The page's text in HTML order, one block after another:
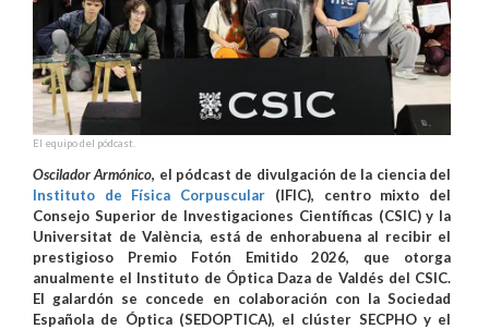
El equipo del pódcast.
Oscilador Armónico, el pódcast de divulgación de la ciencia del
Instituto de Física Corpuscular (IFIC), centro mixto del
Consejo Superior de Investigaciones Científicas (CSIC) y la
Universitat de València, está de enhorabuena al recibir el
prestigioso Premio Fotón Emitido 2026, que otorga
anualmente el Instituto de Óptica Daza de Valdés del CSIC.
El galardón se concede en colaboración con la Sociedad
Española de Óptica (SEDOPTICA), el clúster SECPHO y el